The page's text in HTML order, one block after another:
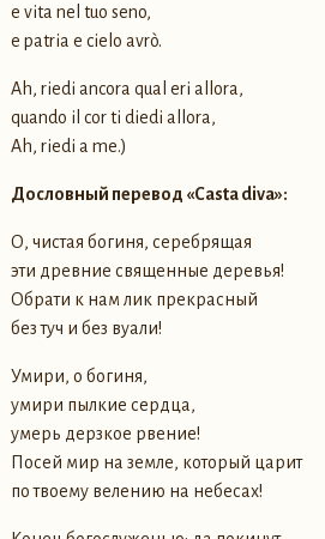
e vita nel tuo seno,
e patria e cielo avrò.
Ah, riedi ancora qual eri allora,
quando il cor ti diedi allora,
Ah, riedi a me.)
Дословный перевод «Casta diva»:
О, чистая богиня, серебрящая
эти древние священные деревья!
Обрати к нам лик прекрасный
без туч и без вуали!
Умири, о богиня,
умири пылкие сердца,
умерь дерзкое рвение!
Посей мир на земле, который царит
по твоему велению на небесах!